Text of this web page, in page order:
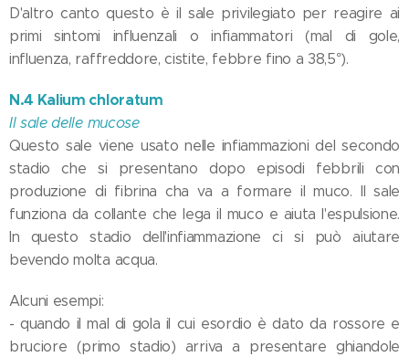
D'altro canto questo è il sale privilegiato per reagire ai
primi sintomi influenzali o infiammatori (mal di gole,
influenza, raffreddore, cistite, febbre fino a 38,5°).
N.4 Kalium chloratum
Il sale delle mucose
Questo sale viene usato nelle infiammazioni del secondo
stadio che si presentano dopo episodi febbrili con
produzione di fibrina cha va a formare il muco. Il sale
funziona da collante che lega il muco e aiuta l'espulsione.
In questo stadio dell'infiammazione ci si può aiutare
bevendo molta acqua.
Alcuni esempi:
- quando il mal di gola il cui esordio è dato da rossore e
bruciore (primo stadio) arriva a presentare ghiandole